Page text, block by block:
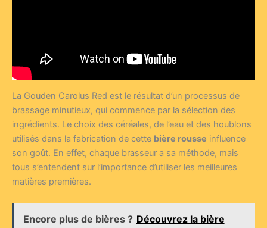
La Gouden Carolus Red est le résultat d’un processus de
brassage minutieux, qui commence par la sélection des
ingrédients. Le choix des céréales, de l’eau et des houblons
utilisés dans la fabrication de cette bière rousse influence
son goût. En effet, chaque brasseur a sa méthode, mais
tous s’entendent sur l’importance d’utiliser les meilleures
matières premières.
Encore plus de bières ? Découvrez la bière